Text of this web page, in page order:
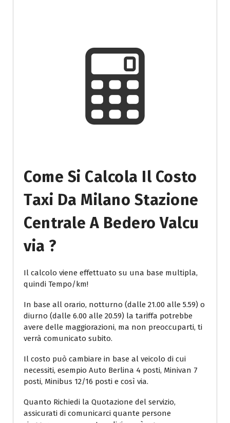
Come Si Calcola Il Costo
Taxi Da Milano Stazione
Centrale A Bedero Valcu
Via ?
Il calcolo viene effettuato su una base multipla,
quindi Tempo/km!
In base all orario, notturno (dalle 21.00 alle 5.59) o
diurno (dalle 6.00 alle 20.59) la tariffa potrebbe
avere delle maggiorazioni, ma non preoccuparti, ti
verrà comunicato subito.
Il costo può cambiare in base al veicolo di cui
necessiti, esempio Auto Berlina 4 posti, Minivan 7
posti, Minibus 12/16 posti e così via.
Quanto Richiedi la Quotazione del servizio,
assicurati di comunicarci quante persone